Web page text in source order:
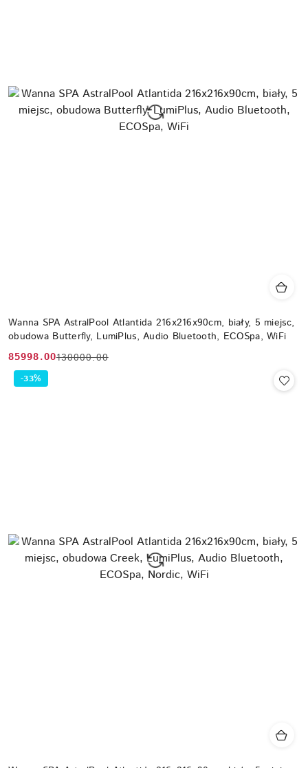
Wanna SPA AstralPool Atlantida 216x216x90cm, biały, 5 miejsc,
obudowa Butterfly, LumiPlus, Audio Bluetooth, ECOSpa, WiFi
Cena
promocyjna:
85998.00
Cena
przed
130000.00
-33%